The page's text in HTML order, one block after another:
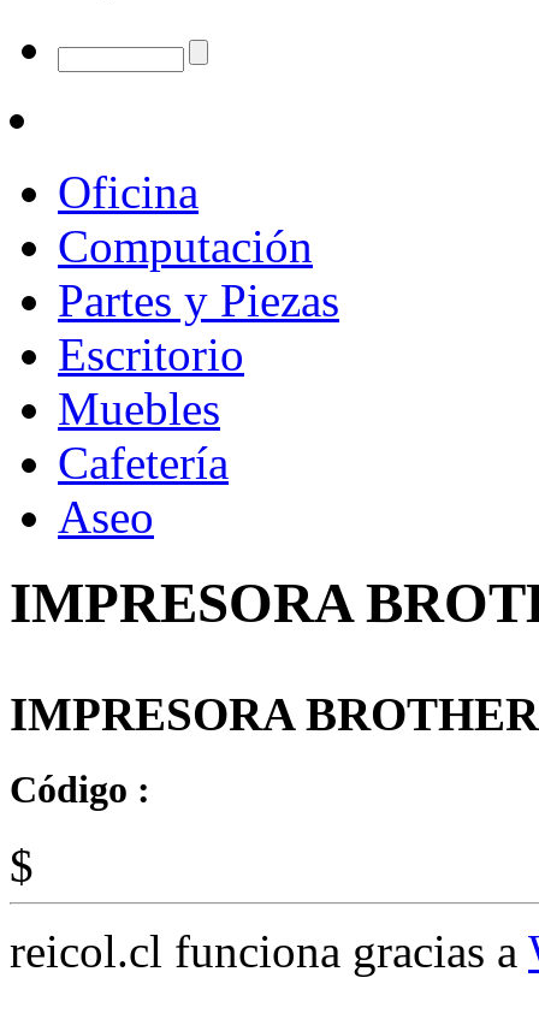
Oficina
Computación
Partes y Piezas
Escritorio
Muebles
Cafetería
Aseo
IMPRESORA
IMPRESORA
Código :
$
reicol.cl funciona gracias a